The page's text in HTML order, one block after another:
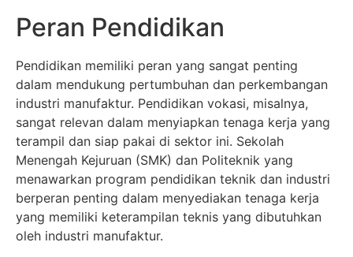
Peran Pendidikan
Pendidikan memiliki peran yang sangat penting
dalam mendukung pertumbuhan dan perkembangan
industri manufaktur. Pendidikan vokasi, misalnya,
sangat relevan dalam menyiapkan tenaga kerja yang
terampil dan siap pakai di sektor ini. Sekolah
Menengah Kejuruan (SMK) dan Politeknik yang
menawarkan program pendidikan teknik dan industri
berperan penting dalam menyediakan tenaga kerja
yang memiliki keterampilan teknis yang dibutuhkan
oleh industri manufaktur.